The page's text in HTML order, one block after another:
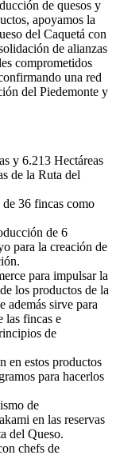
de quesos y
apoyamos la
del Caquetá con
de alianzas
comprometidos
una red
del Piedemonte y
y 6.213 Hectáreas
de la Ruta del
36 fincas como
de 6
para la creación de
para impulsar la
los productos de la
además sirve para
las fincas e
de
en estos productos
para hacerlos
de
en las reservas
del Queso.
chefs de